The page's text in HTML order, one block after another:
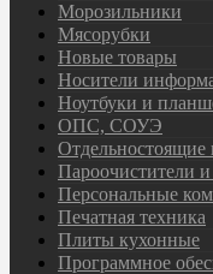
Морозильники
Мясорубки
Новые товары
Носители
Ноутбуки и
ОПС, СОУЭ
Пароочистители и
Персональные
Печатная техника
Плиты кухонные
Программное